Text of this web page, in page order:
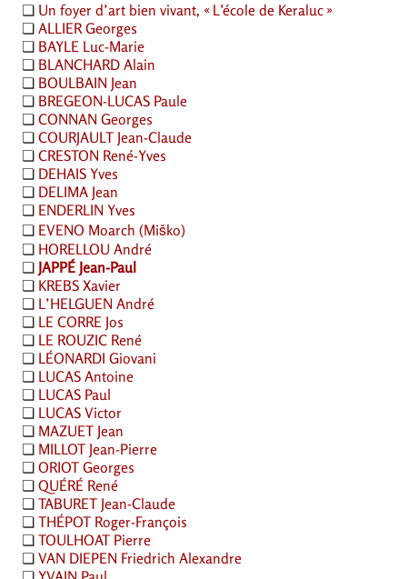
❏ Un foyer d’art bien vivant, « L’école de Keraluc »
❏ ALLIERGeorges
❏ BAYLE Luc-Marie
❏ BLANCHARD Alain
❏ BOULBAIN Jean
❏ BREGEON-LUCAS Paule
❏ CONNAN Georges
❏ COURJAULT Jean-Claude
❏ CRESTON René-Yves
❏ DEHAIS Yves
❏ DELIMA Jean
❏ ENDERLIN Yves
❏ EVENO Moarch (Miško)
❏ HORELLOU André
❏ JAPPÉ Jean-Paul
❏ KREBS Xavier
❏ L’HELGUEN André
❏ LE CORRE Jos
❏ LE ROUZIC René
❏ LÉONARDI Giovani
❏ LUCAS Antoine
❏ LUCAS Paul
❏ LUCAS Victor
❏ MAZUET Jean
❏ MILLOT Jean-Pierre
❏ ORIOT Georges
❏ QUÉRÉ René
❏ TABURET Jean-Claude
❏ THÉPOT Roger-François
❏ TOULHOAT Pierre
❏ VAN DIEPEN Friedrich Alexandre